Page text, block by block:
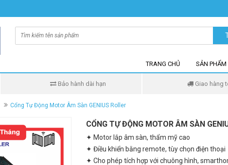
TRANG CHỦ SẢN PHẨM
Bảo hành dài hạn Giao hàng
Cổng Tự Động Motor Âm Sàn GENIUS Roller
CỔNG TỰ ĐỘNG MOTOR ÂM SÀN
✦ Motor lắp âm sàn, thẩm mỹ cao
✦ Điều khiển bằng remote, tùy chọn điện thoại
✦ Cho phép tích hợp với chuông hình,